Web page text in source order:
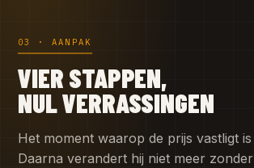
03 · AANPAK
VIER STAPPEN,
NUL VERRASSINGEN
Het moment waarop de prijs vastligt is
Daarna verandert hij niet meer